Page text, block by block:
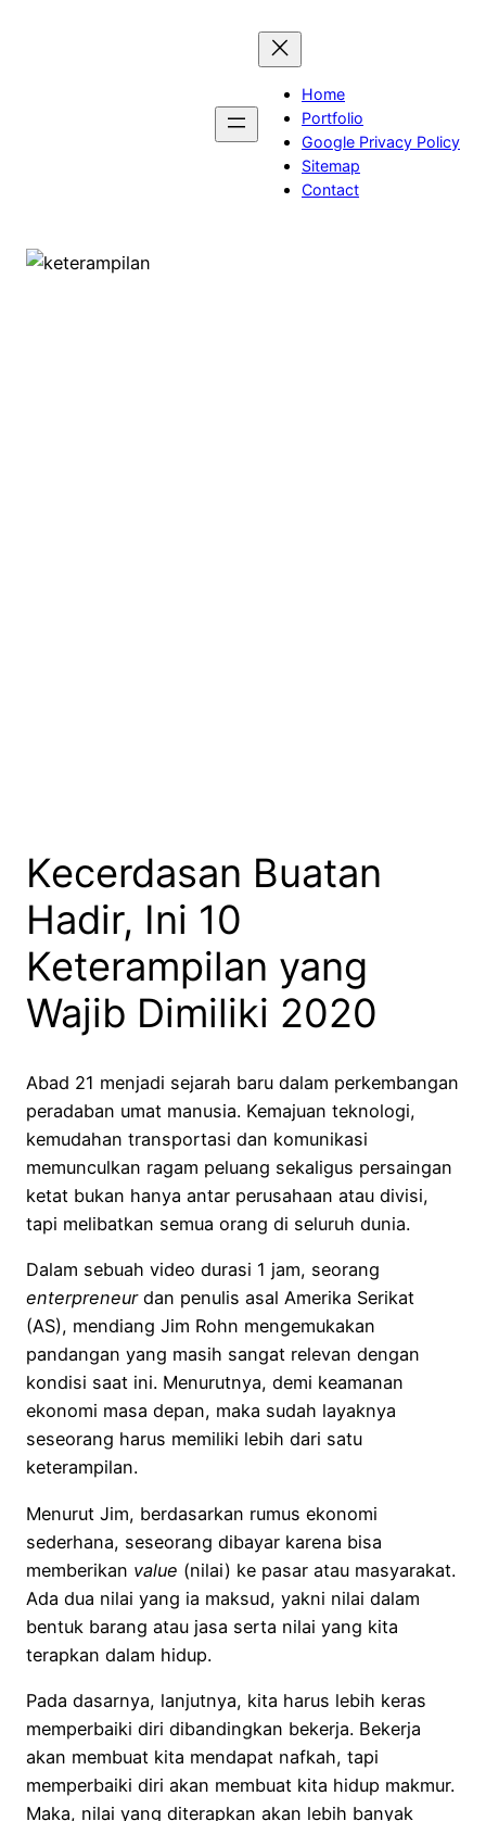
Home
Portfolio
Google Privacy Policy
Sitemap
Contact
Kecerdasan Buatan
Hadir, Ini 10
Keterampilan yang
Wajib Dimiliki 2020
Abad 21 menjadi sejarah baru dalam perkembangan
peradaban umat manusia. Kemajuan teknologi,
kemudahan transportasi dan komunikasi
memunculkan ragam peluang sekaligus persaingan
ketat bukan hanya antar perusahaan atau divisi,
tapi melibatkan semua orang di seluruh dunia.
Dalam sebuah video durasi 1 jam, seorang
enterpreneurdan penulis asal Amerika Serikat
(AS), mendiang Jim Rohn mengemukakan
pandangan yang masih sangat relevan dengan
kondisi saat ini. Menurutnya, demi keamanan
ekonomi masa depan, maka sudah layaknya
seseorang harus memiliki lebih dari satu
keterampilan.
Menurut Jim, berdasarkan rumus ekonomi
sederhana, seseorang dibayar karena bisa
memberikan value (nilai) ke pasar atau masyarakat.
Ada dua nilai yang ia maksud, yakni nilai dalam
bentuk barang atau jasa serta nilai yang kita
terapkan dalam hidup.
Pada dasarnya, lanjutnya, kita harus lebih keras
memperbaiki diri dibandingkan bekerja. Bekerja
akan membuat kita mendapat nafkah, tapi
memperbaiki diri akan membuat kita hidup makmur.
Maka, nilai yang diterapkan akan lebih banyak